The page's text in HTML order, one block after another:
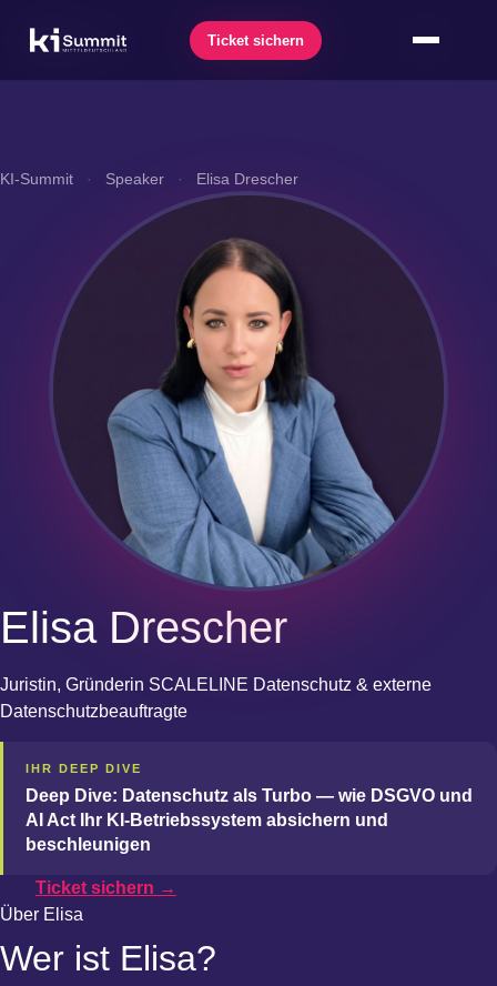
Ticket sichern
Ticket sichern
KI-Summit · Speaker · Elisa Drescher
Elisa Drescher
Juristin, Gründerin SCALELINE Datenschutz & externe
Datenschutzbeauftragte
IHR DEEP DIVE
Deep Dive: Datenschutz als Turbo — wie DSGVO und
AI Act Ihr KI-Betriebssystem absichern und
beschleunigen
Ticket sichern →
Über Elisa
Wer ist Elisa?